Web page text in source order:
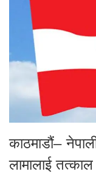
काठमाडौं–
लामालाई